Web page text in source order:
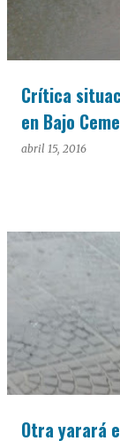
Crítica
en Bajo
abril 15, 2016
Otra yarará